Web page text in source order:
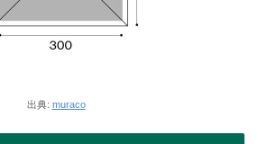
出典: muraco